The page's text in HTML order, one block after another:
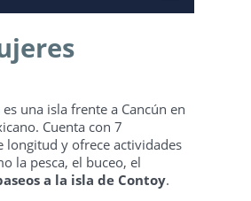
es una isla frente a Cancún en
Cuenta con 7
longitud y ofrece actividades
la pesca, el buceo, el
a la isla de Contoy.